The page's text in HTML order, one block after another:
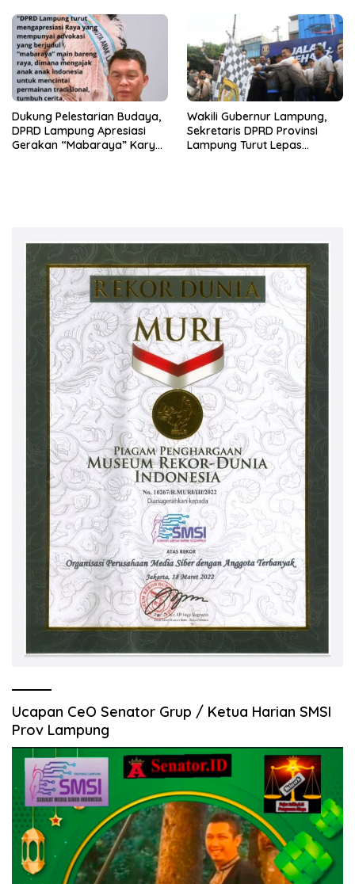
Dukung Pelestarian Budaya,
DPRD Lampung Apresiasi
Gerakan “Mabaraya” Karya
Wakili Gubernur Lampung,
Sekretaris DPRD Provinsi
Lampung Turut Lepas
Ucapan CeO Senator Grup / Ketua Harian SMSI
Prov Lampung